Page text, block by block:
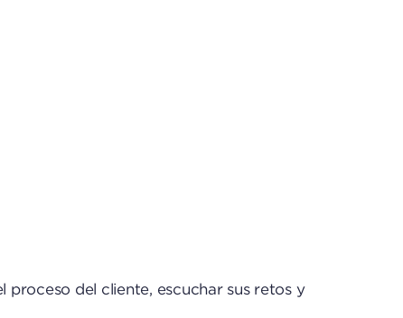
proceso del cliente, escuchar sus retos y